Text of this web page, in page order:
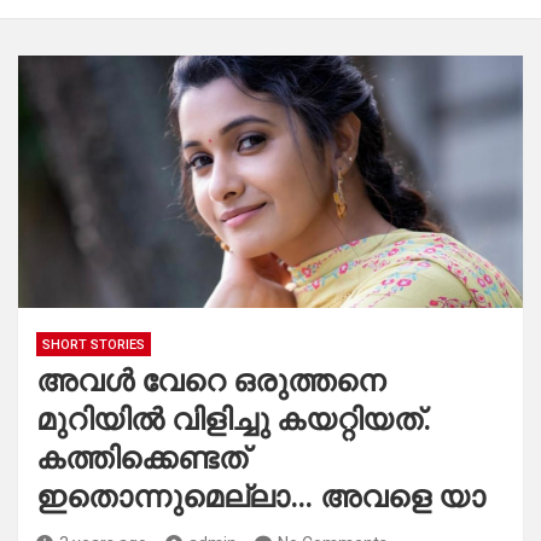
SHORT STORIES
അവൾ വേറെ ഒരുത്തനെ
മുറിയിൽ വിളിച്ചു കയറ്റിയത്.
കത്തിക്കെണ്ടത്
ഇതൊന്നുമെല്ലാ… അവളെ യാ